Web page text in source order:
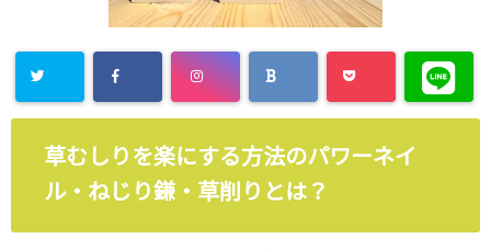
草むしりを楽にする方法のパワーネイ
ル・ねじり鎌・草削りとは？